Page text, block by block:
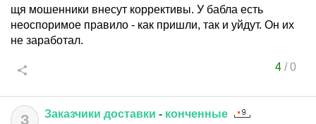
щя мошенники внесут коррективы. У бабла есть
неоспоримое правило - как пришли, так и уйдут. Он их
не заработал.
4/0
З Заказчики доставки - конченные